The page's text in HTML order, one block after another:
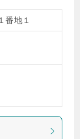
番地１